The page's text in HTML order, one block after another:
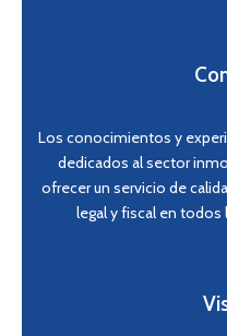
Los conocimientos y
dedicados al sector
ofrecer un servicio de
legal y fiscal en